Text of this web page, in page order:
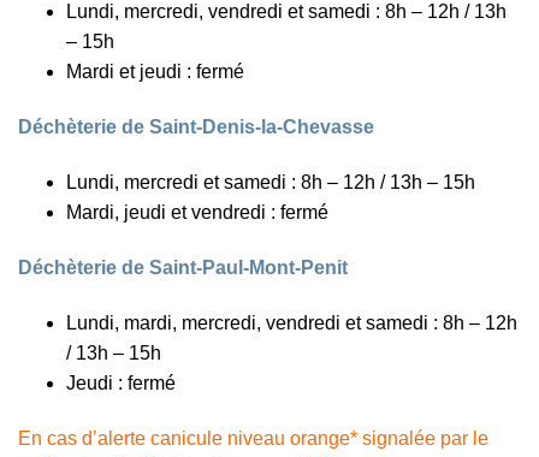
Lundi, mercredi, vendredi et samedi : 8h – 12h / 13h
– 15h
Mardi et jeudi : fermé
Déchèterie de Saint-Denis-la-Chevasse
Lundi, mercredi et samedi : 8h – 12h / 13h – 15h
Mardi, jeudi et vendredi : fermé
Déchèterie de Saint-Paul-Mont-Penit
Lundi, mardi, mercredi, vendredi et samedi : 8h – 12h
/ 13h – 15h
Jeudi : fermé
En cas d’alerte canicule niveau orange* signalée par le